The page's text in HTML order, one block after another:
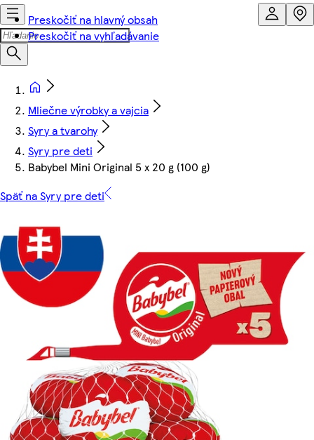
Preskočiť na hlavný obsah
Preskočiť na vyhľadávanie
Mliečne výrobky a vajcia
Syry a tvarohy
Syry pre deti
Babybel Mini Original 5 x 20 g (100 g)
Späť na Syry pre deti